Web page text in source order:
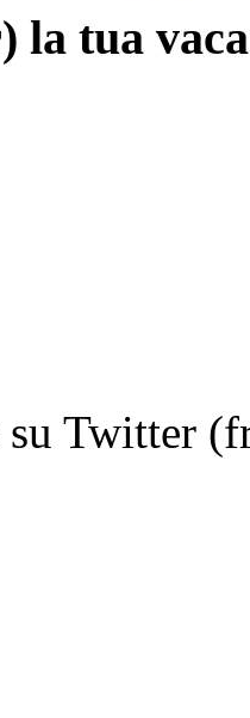
la tua
su Twitter